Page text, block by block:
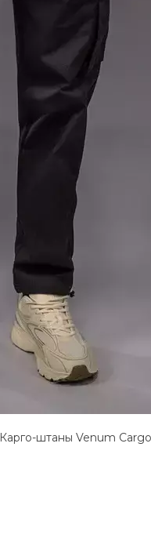
Карго-штаны Venum